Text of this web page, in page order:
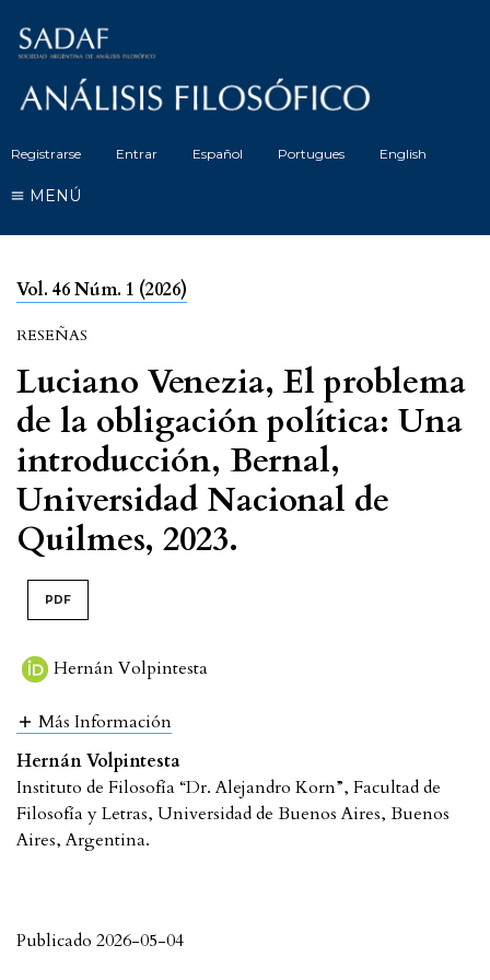
Registrarse Entrar Español Portugues English
MENÚ
Vol. 46 Núm. 1 (2026)
RESEÑAS
Luciano Venezia, El problema
de la obligación política: Una
introducción, Bernal,
Universidad Nacional de
Quilmes, 2023.
PDF
Hernán Volpintesta
Más Información
Hernán Volpintesta
Instituto de Filosofía “Dr. Alejandro Korn”, Facultad de
Filosofía y Letras, Universidad de Buenos Aires, Buenos
Aires, Argentina.
Publicado 2026-05-04